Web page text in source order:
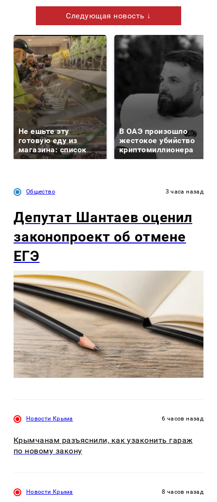
Следующая новость ↓
Не ешьте эту
готовую еду из
магазина: список
В ОАЭ произошло
жестокое убийство
криптомиллионера
Общество 3 часа назад
Депутат Шантаев оценил
законопроект об отмене
ЕГЭ
Новости Крыма 6 часов назад
Крымчанам разъяснили, как узаконить гараж
по новому закону
Новости Крыма 8 часов назад